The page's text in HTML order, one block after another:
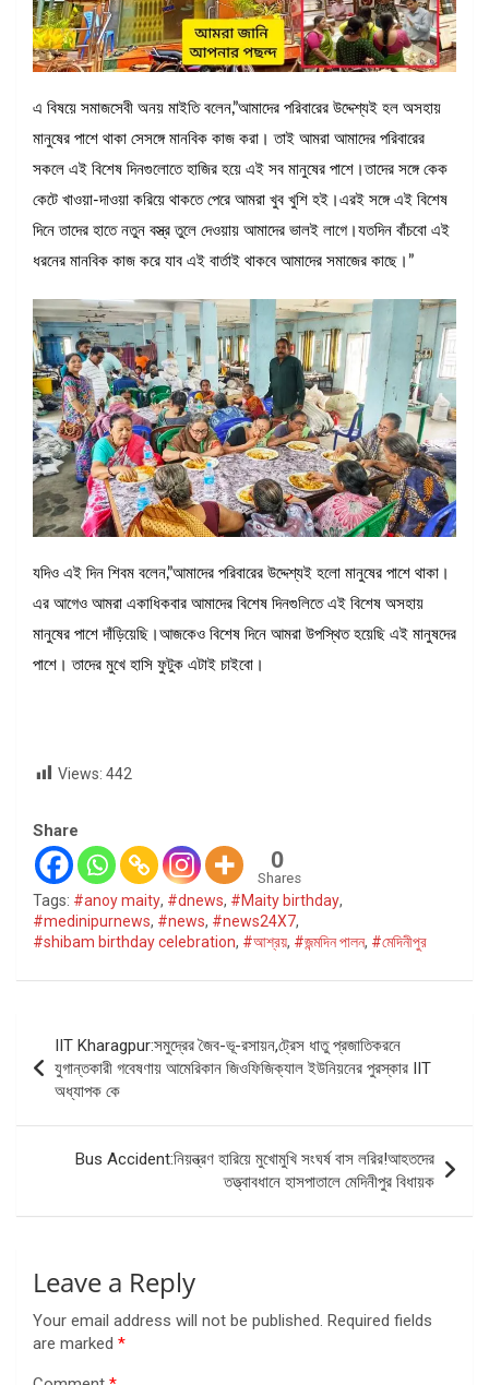
এ বিষয়ে সমাজসেবী অনয় মাইতি বলেন,”আমাদের পরিবারের উদ্দেশ্যই হল অসহায়
মানুষের পাশে থাকা সেসঙ্গে মানবিক কাজ করা। তাই আমরা আমাদের পরিবারের
সকলে এই বিশেষ দিনগুলোতে হাজির হয়ে এই সব মানুষের পাশে।তাদের সঙ্গে কেক
কেটে খাওয়া-দাওয়া করিয়ে থাকতে পেরে আমরা খুব খুশি হই।এরই সঙ্গে এই বিশেষ
দিনে তাদের হাতে নতুন বস্ত্র তুলে দেওয়ায় আমাদের ভালই লাগে।যতদিন বাঁচবো এই
ধরনের মানবিক কাজ করে যাব এই বার্তাই থাকবে আমাদের সমাজের কাছে।”
যদিও এই দিন শিবম বলেন,”আমাদের পরিবারের উদ্দেশ্যই হলো মানুষের পাশে থাকা।
এর আগেও আমরা একাধিকবার আমাদের বিশেষ দিনগুলিতে এই বিশেষ অসহায়
মানুষের পাশে দাঁড়িয়েছি।আজকেও বিশেষ দিনে আমরা উপস্থিত হয়েছি এই মানুষদের
পাশে। তাদের মুখে হাসি ফুটুক এটাই চাইবো।
Views: 442
Share
0
Shares
Tags: #anoy maity, #dnews, #Maity birthday,
#medinipurnews, #news, #news24X7,
#shibam birthday celebration, #আশ্রয়, #জন্মদিন পালন, #মেদিনীপুর
Post
navigation
IIT Kharagpur:সমুদ্রের জৈব-ভূ-রসায়ন,ট্রেস ধাতু প্রজাতিকরনে
যুগান্তকারী গবেষণায় আমেরিকান জিওফিজিক্যাল ইউনিয়নের পুরস্কার IIT
অধ্যাপক কে
Bus Accident:নিয়ন্ত্রণ হারিয়ে মুখোমুখি সংঘর্ষ বাস লরির!আহতদের
তত্ত্বাবধানে হাসপাতালে মেদিনীপুর বিধায়ক
Leave a Reply
Your email address will not be published. Required fields
are marked *